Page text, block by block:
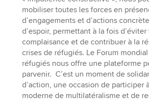
mobiliser toutes les forces en
d’engagements et d’actions
d’espoir, permettant à la fois
complaisance et de contribuer à la
crises de réfugiés. Le Forum
réfugiés nous offre une plateforme
parvenir. C’est un moment de
d’action, une occasion de participer
moderne de multilatéralisme et de